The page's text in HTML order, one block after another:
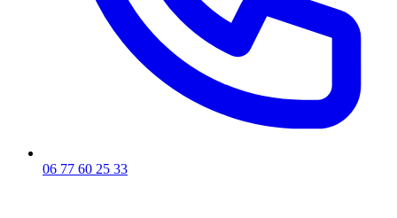
06 77 60 25 33